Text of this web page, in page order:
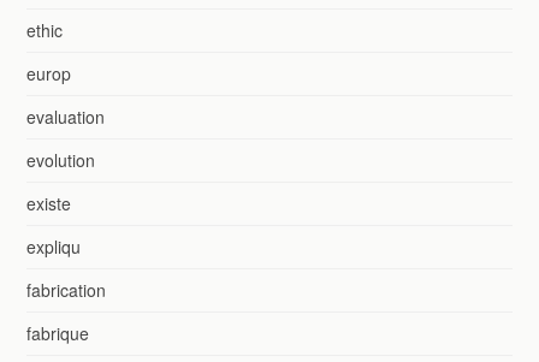
ethic
europ
evaluation
evolution
existe
expliqu
fabrication
fabrique